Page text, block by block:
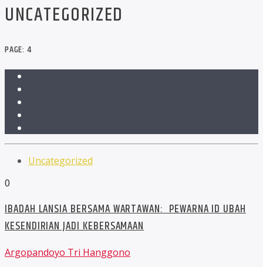
UNCATEGORIZED
PAGE: 4
Uncategorized
0
IBADAH LANSIA BERSAMA WARTAWAN: PEWARNA ID UBAH
KESENDIRIAN JADI KEBERSAMAAN
Argopandoyo Tri Hanggono